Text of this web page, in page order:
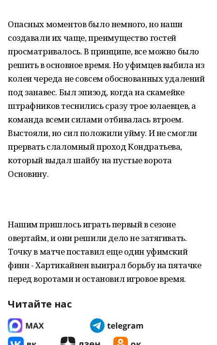
Опасных моментов было немного, но наши
создавали их чаще, преимущество гостей
просматривалось. В принципе, все можно было
решить в основное время. Но уфимцев выбила из
колеи череда не совсем обоснованных удалений
под занавес. Был эпизод, когда на скамейке
штрафников теснились сразу трое юлаевцев, а
команда всеми силами отбивалась втроем.
Выстояли, но сил положили уйму. И не смогли
прервать слаломный проход Кондратьева,
который выдал шайбу на пустые ворота
Основину.
Нашим пришлось играть первый в сезоне
овертайм, и они решили дело не затягивать.
Точку в матче поставил еще один уфимский
финн - Хартикайнен выиграл борьбу на пятачке
перед воротами и остановил игровое время.
Читайте нас